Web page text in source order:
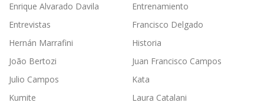
Enrique Alvarado Davila
Entrenamiento
Entrevistas
Francisco Delgado
Hernán Marrafini
Historia
João Bertozi
Juan Francisco Campos
Julio Campos
Kata
Kumite
Laura Catalani